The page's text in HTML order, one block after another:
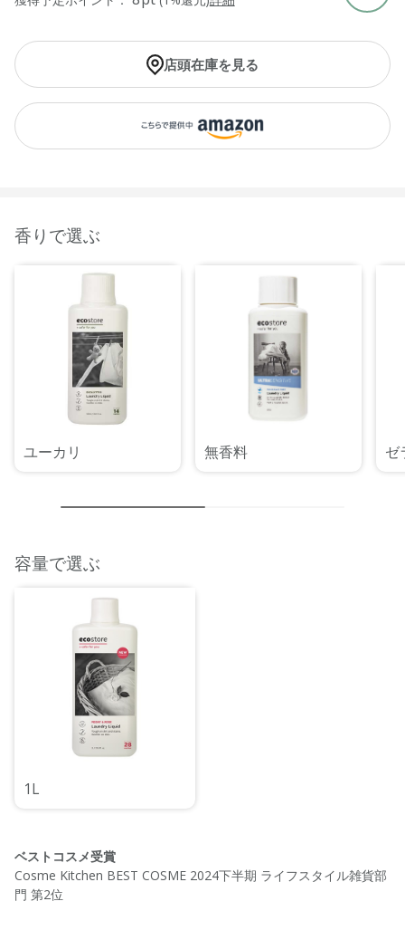
店頭在庫を見る
香りで選ぶ
ユーカリ 無香料 ゼ
容量で選ぶ
1L
ベストコスメ受賞
Cosme Kitchen BEST COSME 2024下半期 ライフスタイル雑貨部
門 第2位